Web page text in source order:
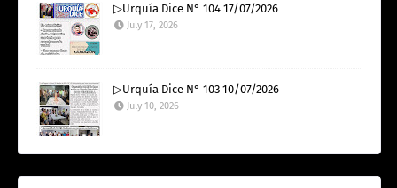
▷Urquía Dice N° 104 17/07/2026
July 17, 2026
▷Urquía Dice N° 103 10/07/2026
July 10, 2026